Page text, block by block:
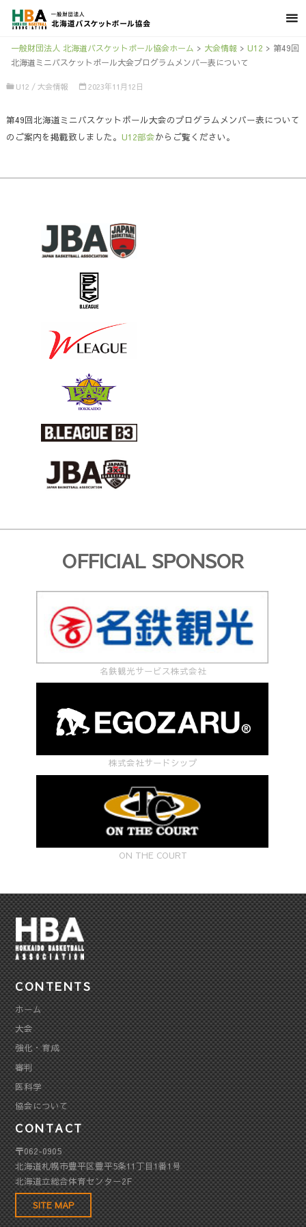
一般財団法人 北海道バスケットボール協会ホーム > 大会情報 > U12 > 第49回
北海道ミニバスケットボール大会プログラムメンバー表について
U12 / 大会情報 2023年11月12日
第49回北海道ミニバスケットボール大会のプログラムメンバー表について
のご案内を掲載致しました。 U12部会からご覧ください。
OFFICIAL SPONSOR
名鉄観光サービス株式会社
株式会社サードシップ
ON THE COURT
CONTENTS
ホーム
大会
強化・育成
審判
医科学
協会について
CONTACT
〒062-0905
北海道札幌市豊平区豊平5条11丁目1番1号
北海道立総合体育センター2F
SITE MAP